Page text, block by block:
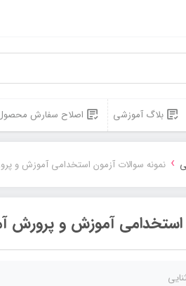
بلاگ آموزشی اصلاح سفارش
› نمونه سوالات آزمون استخدامی آموزش و
آموزش و پرورش